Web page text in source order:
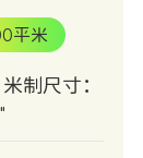
平米
米制尺寸：